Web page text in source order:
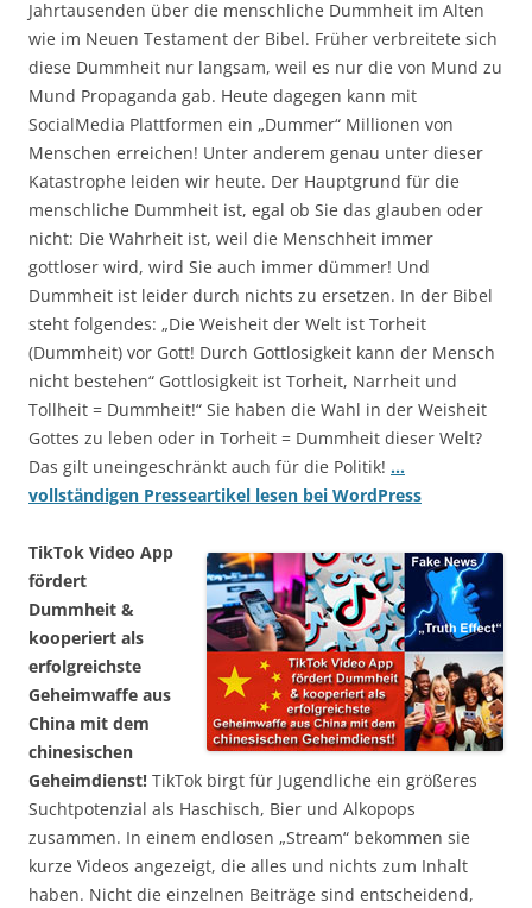
Jahrtausenden über die menschliche Dummheit im Alten
wie im Neuen Testament der Bibel. Früher verbreitete sich
diese Dummheit nur langsam, weil es nur die von Mund zu
Mund Propaganda gab. Heute dagegen kann mit
SocialMedia Plattformen ein „Dummer“ Millionen von
Menschen erreichen! Unter anderem genau unter dieser
Katastrophe leiden wir heute. Der Hauptgrund für die
menschliche Dummheit ist, egal ob Sie das glauben oder
nicht: Die Wahrheit ist, weil die Menschheit immer
gottloser wird, wird Sie auch immer dümmer! Und
Dummheit ist leider durch nichts zu ersetzen. In der Bibel
steht folgendes: „Die Weisheit der Welt ist Torheit
(Dummheit) vor Gott! Durch Gottlosigkeit kann der Mensch
nicht bestehen“ Gottlosigkeit ist Torheit, Narrheit und
Tollheit = Dummheit!“ Sie haben die Wahl in der Weisheit
Gottes zu leben oder in Torheit = Dummheit dieser Welt?
Das gilt uneingeschränkt auch für die Politik! …
vollständigen Presseartikel lesen bei WordPress
TikTok Video App
fördert
Dummheit &
kooperiert als
erfolgreichste
Geheimwaffe aus
China mit dem
chinesischen
Geheimdienst! TikTok birgt für Jugendliche ein größeres
Suchtpotenzial als Haschisch, Bier und Alkopops
zusammen. In einem endlosen „Stream“ bekommen sie
kurze Videos angezeigt, die alles und nichts zum Inhalt
haben. Nicht die einzelnen Beiträge sind entscheidend,